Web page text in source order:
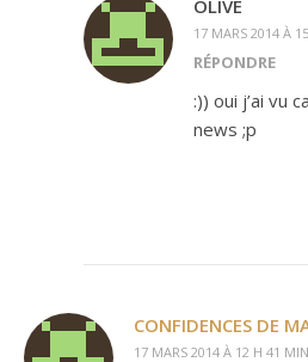
OLIVE
17 MARS 2014 À
RÉPONDRE
:)) oui j’ai vu
news ;p
CONFIDENCES DE
17 MARS 2014 À 12 H 41 MIN